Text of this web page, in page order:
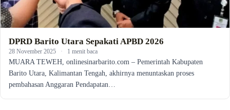
DPRD Barito Utara Sepakati APBD 2026
28 November 2025 · 1 menit baca
MUARA TEWEH, onlinesinarbarito.com – Pemerintah Kabupaten
Barito Utara, Kalimantan Tengah, akhirnya menuntaskan proses
pembahasan Anggaran Pendapatan…